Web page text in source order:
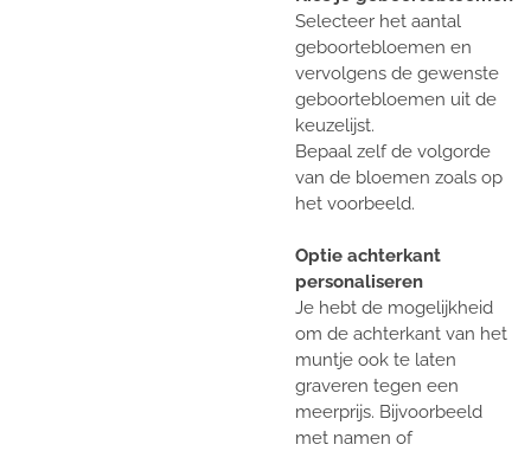
Selecteer het aantal
geboortebloemen en
vervolgens de gewenste
geboortebloemen uit de
keuzelijst.
Bepaal zelf de volgorde
van de bloemen zoals op
het voorbeeld.
Optie achterkant
personaliseren
Je hebt de mogelijkheid
om de achterkant van het
muntje ook te laten
graveren tegen een
meerprijs. Bijvoorbeeld
met namen of